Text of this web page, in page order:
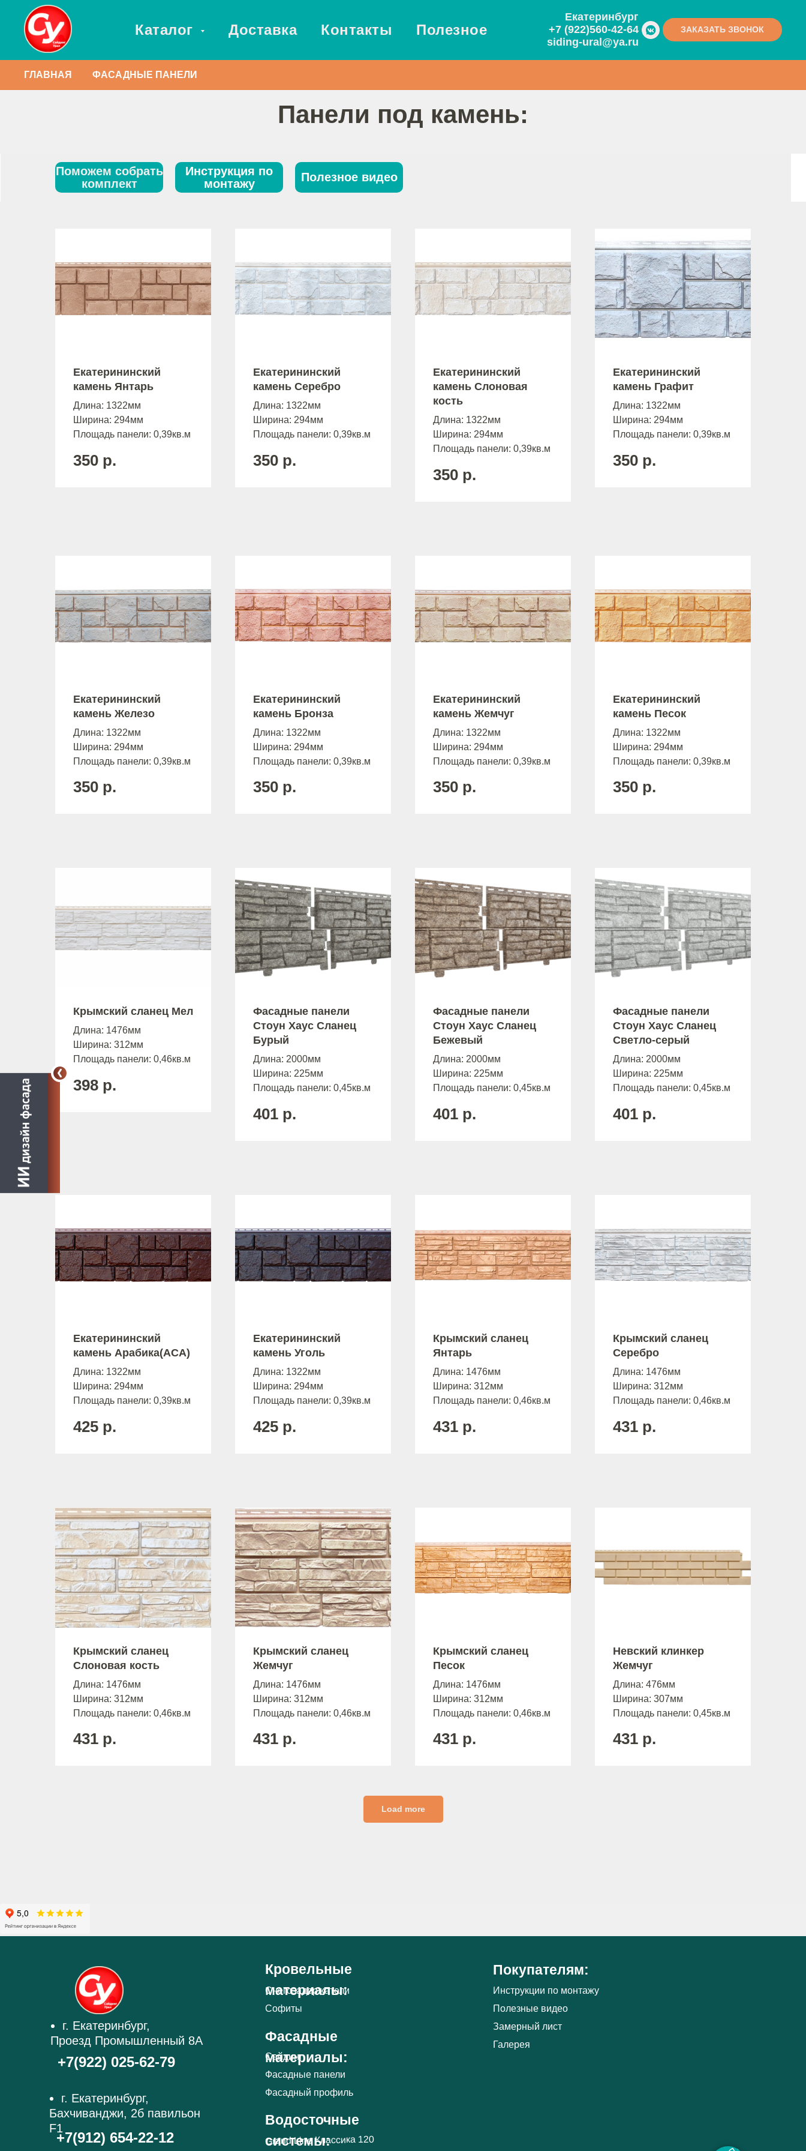
Каталог Доставка Контакты Полезное
Екатеринбург
+7 (922)560-42-64
siding-ural@ya.ru
ЗАКАЗАТЬ ЗВОНОК
ГЛАВНАЯ ФАСАДНЫЕ ПАНЕЛИ
Панели под камень:
Поможем собрать
комплект
Инструкция по
монтажу
Полезное видео
Екатерининский
камень Янтарь
Длина: 1322мм
Ширина: 294мм
Площадь панели: 0,39кв.м
350 р.
Екатерининский
камень Серебро
Длина: 1322мм
Ширина: 294мм
Площадь панели: 0,39кв.м
350 р.
Екатерининский
камень Слоновая
кость
Длина: 1322мм
Ширина: 294мм
Площадь панели: 0,39кв.м
350 р.
Екатерининский
камень Графит
Длина: 1322мм
Ширина: 294мм
Площадь панели: 0,39кв.м
350 р.
Екатерининский
камень Железо
Длина: 1322мм
Ширина: 294мм
Площадь панели: 0,39кв.м
350 р.
Екатерининский
камень Бронза
Длина: 1322мм
Ширина: 294мм
Площадь панели: 0,39кв.м
350 р.
Екатерининский
камень Жемчуг
Длина: 1322мм
Ширина: 294мм
Площадь панели: 0,39кв.м
350 р.
Екатерининский
камень Песок
Длина: 1322мм
Ширина: 294мм
Площадь панели: 0,39кв.м
350 р.
Крымский сланец Мел
Длина: 1476мм
Ширина: 312мм
Площадь панели: 0,46кв.м
398 р.
Фасадные панели
Стоун Хаус Сланец
Бурый
Длина: 2000мм
Ширина: 225мм
Площадь панели: 0,45кв.м
401 р.
Фасадные панели
Стоун Хаус Сланец
Бежевый
Длина: 2000мм
Ширина: 225мм
Площадь панели: 0,45кв.м
401 р.
Фасадные панели
Стоун Хаус Сланец
Светло-серый
Длина: 2000мм
Ширина: 225мм
Площадь панели: 0,45кв.м
401 р.
Екатерининский
камень Арабика(АСА)
Длина: 1322мм
Ширина: 294мм
Площадь панели: 0,39кв.м
425 р.
Екатерининский
камень Уголь
Длина: 1322мм
Ширина: 294мм
Площадь панели: 0,39кв.м
425 р.
Крымский сланец
Янтарь
Длина: 1476мм
Ширина: 312мм
Площадь панели: 0,46кв.м
431 р.
Крымский сланец
Серебро
Длина: 1476мм
Ширина: 312мм
Площадь панели: 0,46кв.м
431 р.
Крымский сланец
Слоновая кость
Длина: 1476мм
Ширина: 312мм
Площадь панели: 0,46кв.м
431 р.
Крымский сланец
Жемчуг
Длина: 1476мм
Ширина: 312мм
Площадь панели: 0,46кв.м
431 р.
Крымский сланец
Песок
Длина: 1476мм
Ширина: 312мм
Площадь панели: 0,46кв.м
431 р.
Невский клинкер
Жемчуг
Длина: 476мм
Ширина: 307мм
Площадь панели: 0,45кв.м
431 р.
Load more
Инструкции по монтажу
Полезные видео
Замерный лист
Галерея
Снегозадержатели
Сайдинг
Фасадные панели
Фасадный профиль
Grand Line Классика 120
Софиты
Кровельные
материалы:
Покупателям:
Фасадные
материалы:
Водосточные
системы:
+7(922) 025-62-79
+7(912) 654-22-12
г. Екатеринбург,
Проезд Промышленный 8А
г. Екатеринбург,
Бахчиванджи, 2б павильон
F1